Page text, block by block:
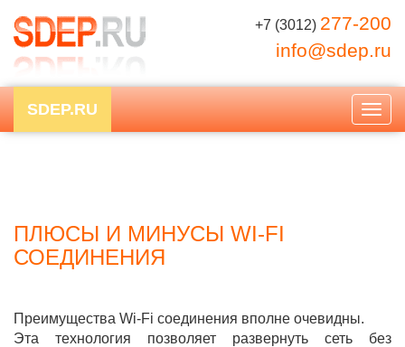
+7 (3012) 277-200
info@sdep.ru
SDEP.RU
ПЛЮСЫ И МИНУСЫ WI-FI
СОЕДИНЕНИЯ
Преимущества Wi-Fi соединения вполне очевидны.
Эта технология позволяет развернуть сеть без